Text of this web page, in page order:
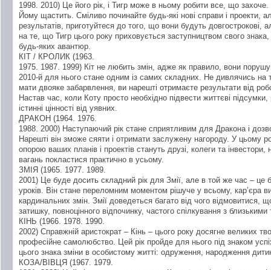
1998. 2010) Це його рік, і Тигр може в ньому робити все, що захоче.
Йому щастить. Сміливо починайте будь-які нові справи і проекти,
результатів, приготуйтеся до того, що вони будуть
на те, що Тигр цього року приховується заступництвом свого знака,
будь-яких авантюр.
КІТ / КРОЛИК (1963.
1975. 1987. 1999) Кіт не любить змін, адже як правило, вони
2010-й для нього стане одним із самих складних. Не дивлячись на
мати двояке забарвлення, ви нарешті отримаєте результати від
Настав час, коли Коту просто необхідно підвести життєві підсумки,
істинні цінності від уявних.
ДРАКОН (1964. 1976.
1988. 2000) Наступаючий рік стане сприятливим для Дракона і
Нарешті він зможе сяяти і отримати заслужену нагороду. У цьому
опорою ваших планів і проектів стануть друзі, колеги та
вагань покластися практично в усьому.
ЗМІЯ (1965. 1977. 1989.
2001) Це буде досить складний рік для Змії, але в той же час – це
уроків. Він стане переломним моментом рішуче у всьому, кар’єра
кардинальних змін. Змії доведеться багато від чого відмовитися,
затишку, повноцінного відпочинку, частого спілкування з
КІНЬ (1966. 1978. 1990.
2002) Справжній аристократ – Кінь – цього року досягне великих
професійне самолюбство. Цей рік пройде для нього під знаком
цього знака зміни в особистому житті: одруження, народження
КОЗА/ВІВЦЯ (1967. 1979.